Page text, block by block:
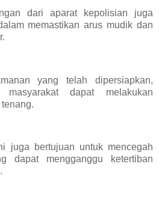
dari aparat kepolisian juga
memastikan arus mudik dan
yang telah dipersiapkan,
masyarakat dapat melakukan
juga bertujuan untuk mencegah
dapat mengganggu ketertiban